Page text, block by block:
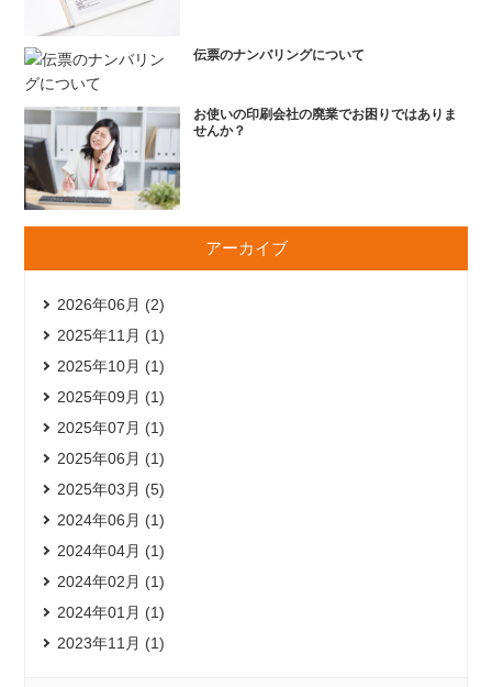
伝票のナンバリングについて
お使いの印刷会社の廃業でお困りではありま
せんか？
アーカイブ
2026年06月 (2)
2025年11月 (1)
2025年10月 (1)
2025年09月 (1)
2025年07月 (1)
2025年06月 (1)
2025年03月 (5)
2024年06月 (1)
2024年04月 (1)
2024年02月 (1)
2024年01月 (1)
2023年11月 (1)